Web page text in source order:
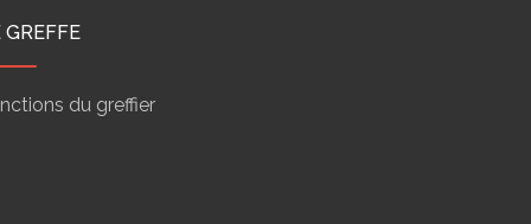
GREFFE
du greffier